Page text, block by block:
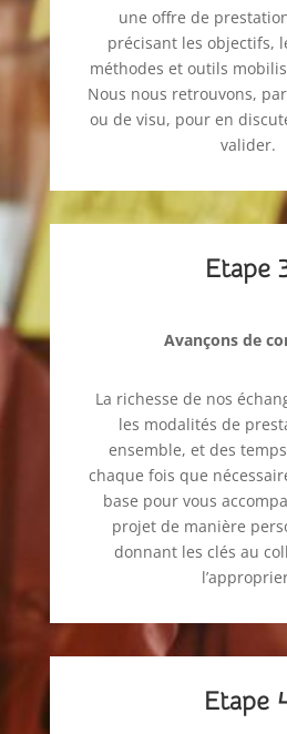
une offre de
précisant les objectifs,
méthodes et outils
Nous nous retrouvons,
ou de visu, pour en
valider.
Etape
Avançons de
La richesse de nos
les modalités de
ensemble, et des
chaque fois que
base pour vous
projet de manière
donnant les clés au
Etape